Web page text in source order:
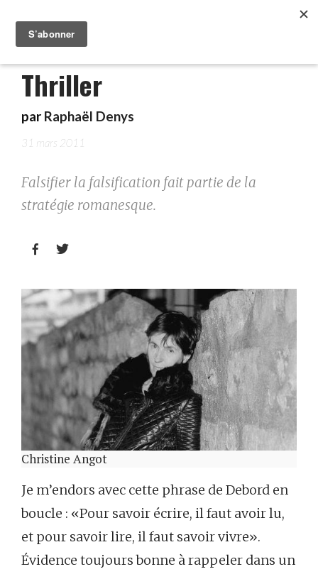
Thriller
par Raphaël Denys
31 mars 2011
Falsifier la falsification fait partie de la
stratégie romanesque.
 
Christine Angot
Je m’endors avec cette phrase de Debord en
boucle : «Pour savoir écrire, il faut avoir lu,
et pour savoir lire, il faut savoir vivre».
Évidence toujours bonne à rappeler dans un